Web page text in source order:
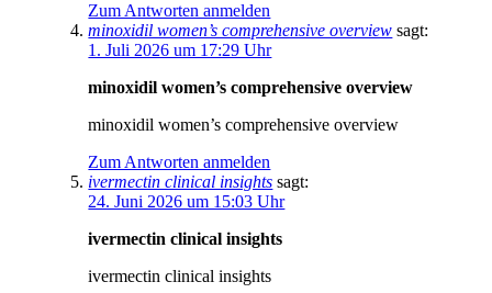
Zum Antworten anmelden
minoxidil women’s comprehensive overview sagt:
1. Juli 2026 um 17:29 Uhr
minoxidil women’s comprehensive overview
minoxidil women’s comprehensive overview
Zum Antworten anmelden
ivermectin clinical insights sagt:
24. Juni 2026 um 15:03 Uhr
ivermectin clinical insights
ivermectin clinical insights